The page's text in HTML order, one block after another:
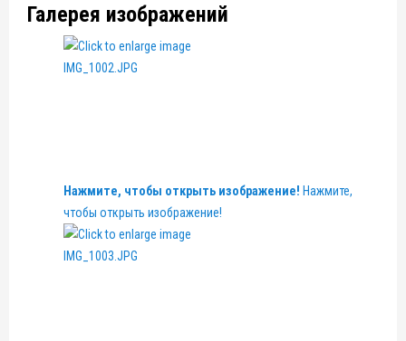
Галерея изображений
Нажмите, чтобы открыть изображение! Нажмите,
чтобы открыть изображение!